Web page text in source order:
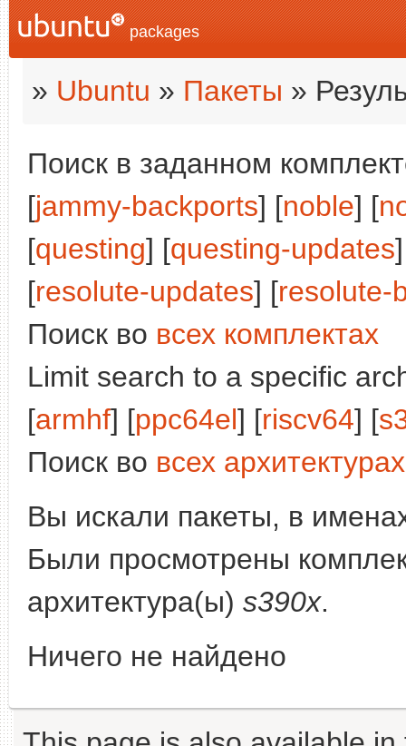
packages
» Ubuntu » Пакеты »
Поиск в заданном
[jammy-backports] [noble] [
[questing] [questing-updates
[resolute-updates] [resolute-
Поиск во всех комплектах
Limit search to a specific
[armhf] [ppc64el] [riscv64] [
Поиск во всех архитектурах
Вы искали пакеты, в
Были просмотрены
архитектура(ы) s390x.
Ничего не найдено